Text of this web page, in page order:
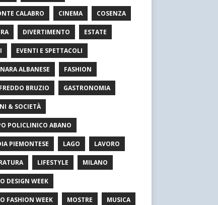
CALABRO CINEMA COSENZA
DIVERTIMENTO ESTATE
EVENTI E SPETTACOLI
ALBANESE FASHION
BRUZIO GASTRONOMIA
& SOCIETÀ
POLICLINICO ABANO
PIEMONTESE LAGO LAVORO
LIFESTYLE MILANO
DESIGN WEEK
FASHION WEEK MOSTRE MUSICA